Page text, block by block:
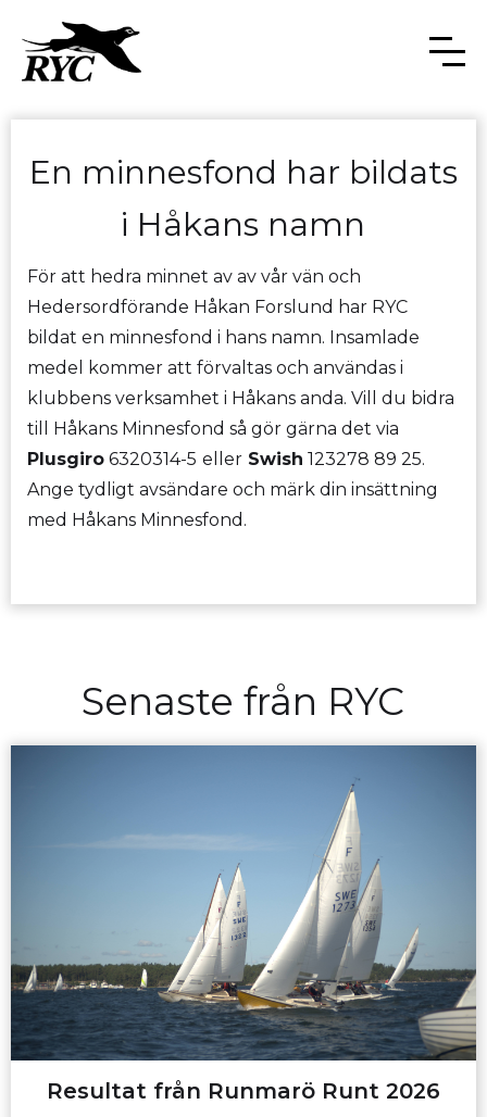
En minnesfond har bildats
i Håkans namn
För att hedra minnet av av vår vän och
Hedersordförande Håkan Forslund har RYC
bildat en minnesfond i hans namn. Insamlade
medel kommer att förvaltas och användas i
klubbens verksamhet i Håkans anda. Vill du bidra
till Håkans Minnesfond så gör gärna det via
Plusgiro 6320314-5 eller Swish 123278 89 25.
Ange tydligt avsändare och märk din insättning
med Håkans Minnesfond.
Senaste från RYC
Resultat från Runmarö Runt 2026